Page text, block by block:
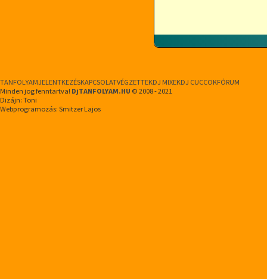
TANFOLYAMJELENTKEZÉSKAPCSOLATVÉGZETTEKDJ MIXEKDJ CUCCOKFÓRUM
Minden jog fenntartva! DjTANFOLYAM.HU © 2008 - 2021
Dizájn: Toni
Webprogramozás: Smitzer Lajos